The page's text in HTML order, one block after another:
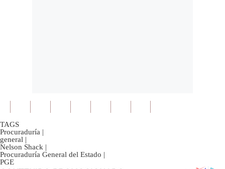
TAGS
Procuraduría |
general |
Nelson Shack |
Procuraduría General del Estado |
PGE